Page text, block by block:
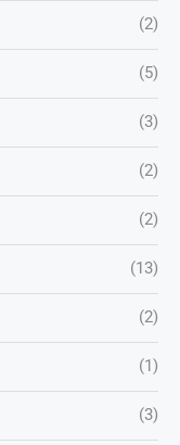
(2)
(5)
(3)
(2)
(2)
(13)
(2)
(1)
(3)